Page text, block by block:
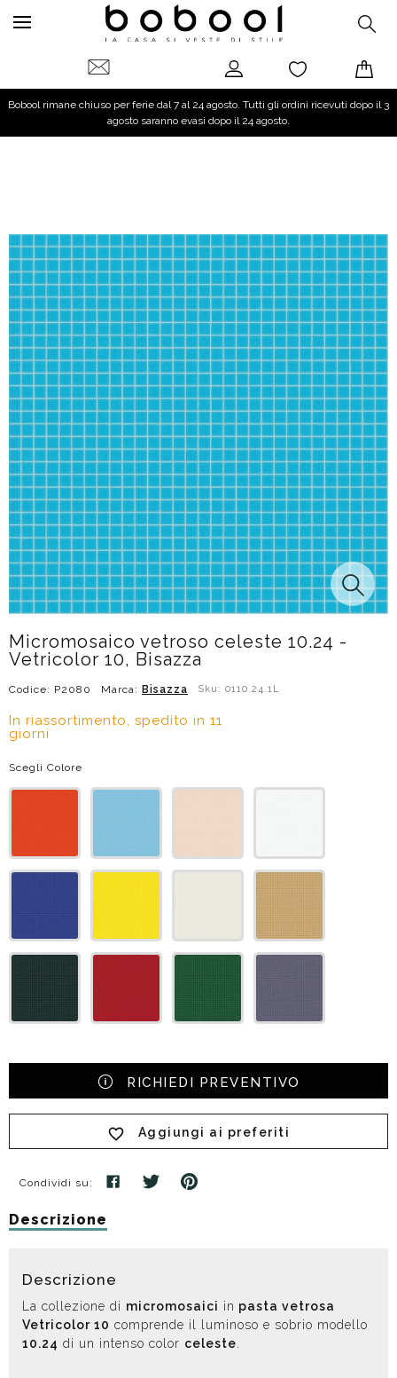
Bobool rimane chiuso per ferie dal 7 al 24 agosto. Tutti gli ordini ricevuti dopo il 3
agosto saranno evasi dopo il 24 agosto.
Micromosaico vetroso celeste 10.24 -
Vetricolor 10, Bisazza
Codice: P2080 Marca: Bisazza Sku: 0110.24.1L
In riassortimento, spedito in 11
giorni
Scegli Colore
RICHIEDI PREVENTIVO
Aggiungi ai preferiti
Condividi su:
Descrizione
Descrizione
La collezione di micromosaici in pasta vetrosa
Vetricolor 10 comprende il luminoso e sobrio modello
10.24 di un intenso color celeste